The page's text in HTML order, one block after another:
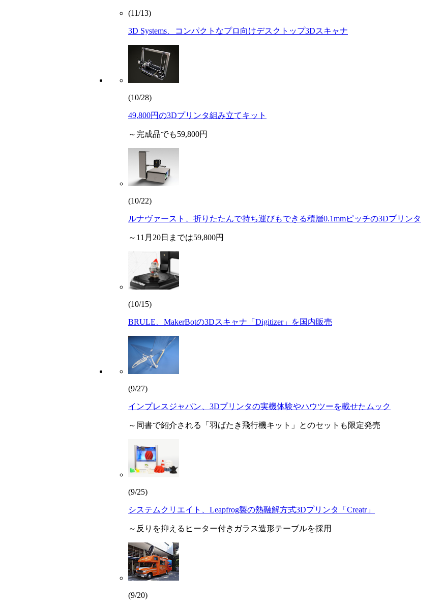
(11/13)
3D Systems、コンパクトなプロ向けデスクトップ3Dスキャナ
(10/28)
49,800円の3Dプリンタ組み立てキット
～完成品でも59,800円
(10/22)
ルナヴァースト、折りたたんで持ち運びもできる積層0.1mmピッチの3Dプリンタ
～11月20日までは59,800円
(10/15)
BRULE、MakerBotの3Dスキャナ「Digitizer」を国内販売
(9/27)
インプレスジャパン、3Dプリンタの実機体験やハウツーを載せたムック
～同書で紹介される「羽ばたき飛行機キット」とのセットも限定発売
(9/25)
システムクリエイト、Leapfrog製の熱融解方式3Dプリンタ「Creatr」
～反りを抑えるヒーター付きガラス造形テーブルを採用
(9/20)